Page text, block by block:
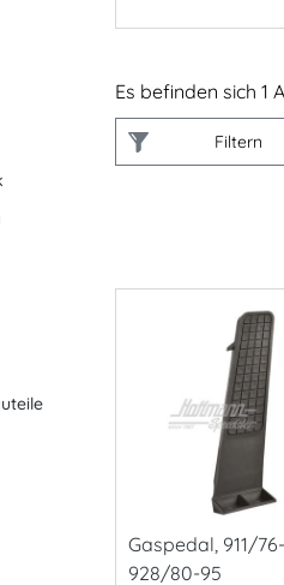
Es befinden sich 1
Filtern
Gaspedal, 911/
928/80-95